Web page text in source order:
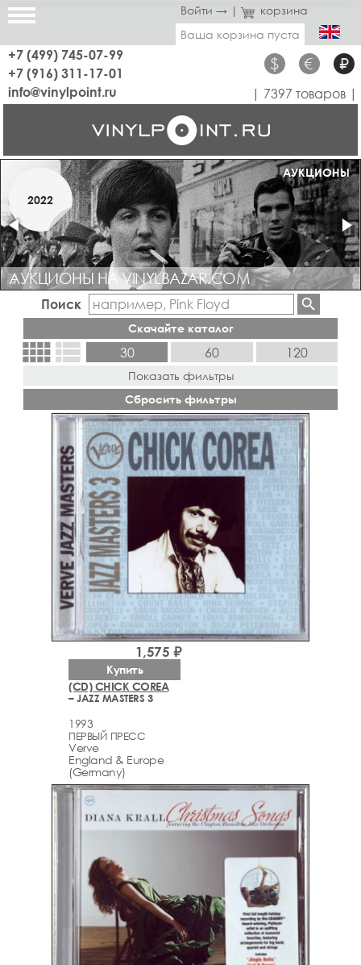
Войти → |
корзина
Ваша корзина пуста
+7 (499) 745-07-99
+7 (916) 311-17-01
$ € ₽
info@vinylpoint.ru | 7397 товаров |
МАГАЗИН ОТКРЫТ
МАРТ
2019
АУКЦИОНЫ
2022
АУКЦИОНЫ НА VINYLBAZAR.COM
Поиск
Скачайте каталог
view_comfyview_list 30 60 120
Показать фильтры
Сбросить фильтры
(CD) CHICK COREA
– JAZZ MASTERS 3
1993
ПЕРВЫЙ ПРЕСС
Verve
England & Europe
(Germany)
1,575 ₽
Купить